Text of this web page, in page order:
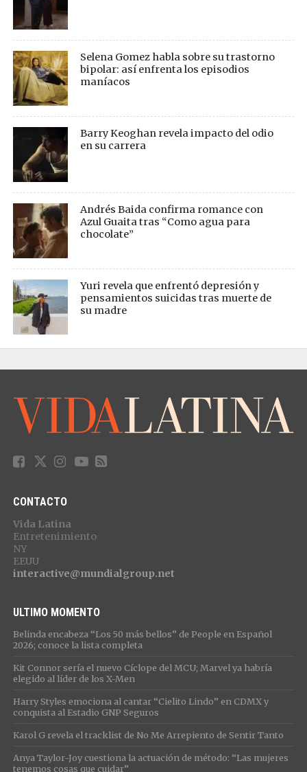
Selena Gomez habla sobre su trastorno
bipolar: así enfrenta los episodios
maníacos
Barry Keoghan revela impacto del odio
en su carrera
Andrés Baida confirma romance con
Azul Guaita tras “Como agua para
chocolate”
Yuri revela que enfrentó depresión y
pensamientos suicidas tras muerte de
su madre
CONTACTO
Vida Latina
Entretenimiento
NY
EEUU
interactive@mundialgroup.net
ULTIMO MOMENTO
Belinda encabeza “Los 50 más bellos” de People en Español
2026; conoce la lista completa
Kit Connor sería el nuevo Cíclope del MCU; Marvel ya habría
elegido al líder de los X-Men
Harry Styles emociona al cantar “Cielito Lindo” en CDMX y
conquista al Estadio GNP Seguros
Karol G revela el tracklist de No Me Arrepiento de Sentir Tanto
Anya Taylor-Joy cuestiona la actuación de método: “Las mujeres
tenemos cosas que cuidar”